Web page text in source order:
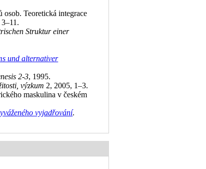
osob. Teoretická integrace
.
Struktur einer
und alternativer
2-3, 1995.
výzkum 2, 2005, 1–3.
maskulina v českém
vyjadřování.